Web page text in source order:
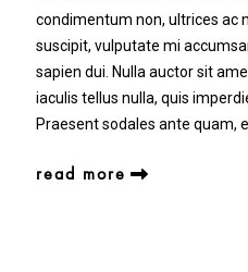
condimentum non, ultrices ac
suscipit, vulputate mi
sapien dui. Nulla auctor sit
iaculis tellus nulla, quis
Praesent sodales ante quam,
read more